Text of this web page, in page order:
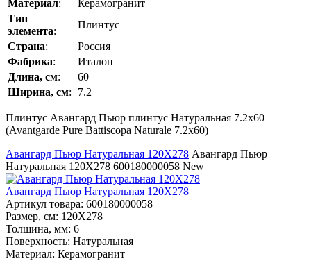
Материал:
Керамогранит
Тип
элемента:
Плинтус
Страна:
Россия
Фабрика:
Италон
Длина, см:
60
Ширина, см: 7.2
Плинтус Авангард Пьюр плинтус Натуральная 7.2x60
(Avantgarde Pure Battiscopa Naturale 7.2x60)
Авангард Пьюр Натуральная 120Х278 Авангард Пьюр
Натуральная 120Х278 600180000058 New
Авангард Пьюр Натуральная 120Х278
Артикул товара: 600180000058
Размер, см: 120Х278
Толщина, мм: 6
Поверхность: Натуральная
Материал: Керамогранит